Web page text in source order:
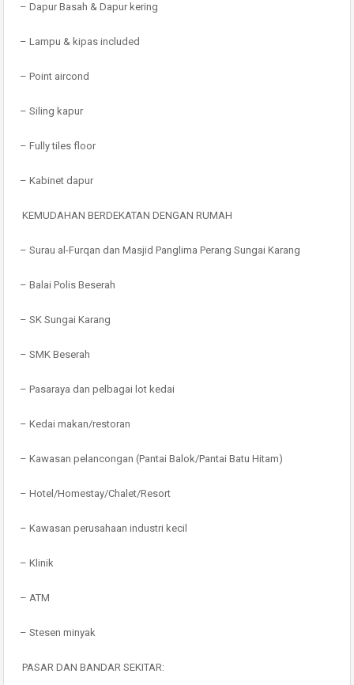
– Dapur Basah & Dapur kering
– Lampu & kipas included
– Point aircond
– Siling kapur
– Fully tiles floor
– Kabinet dapur
KEMUDAHAN BERDEKATAN DENGAN RUMAH
– Surau al-Furqan dan Masjid Panglima Perang Sungai Karang
– Balai Polis Beserah
– SK Sungai Karang
– SMK Beserah
– Pasaraya dan pelbagai lot kedai
– Kedai makan/restoran
– Kawasan pelancongan (Pantai Balok/Pantai Batu Hitam)
– Hotel/Homestay/Chalet/Resort
– Kawasan perusahaan industri kecil
– Klinik
– ATM
– Stesen minyak
PASAR DAN BANDAR SEKITAR: